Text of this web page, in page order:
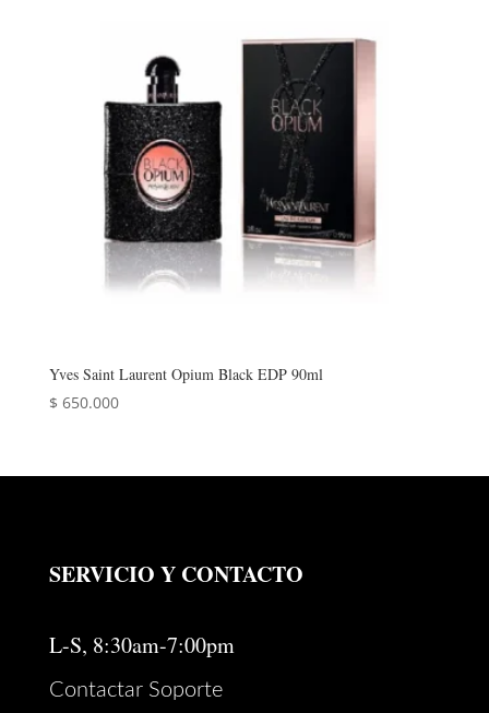
Yves Saint Laurent Opium Black EDP 90ml
$ 650.000
SERVICIO Y CONTACTO
L-S, 8:30am-7:00pm
Contactar Soporte